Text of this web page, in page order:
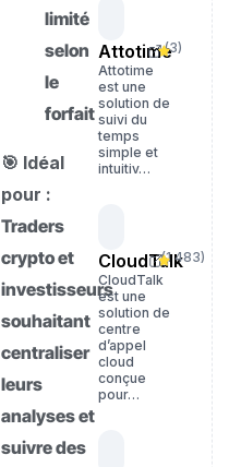
limité
selon
le
forfait
🎯 Idéal
pour :
Traders
crypto et
investisseurs
souhaitant
centraliser
leurs
analyses et
suivre des
Attotime
(3)
Attotime
est une
solution de
suivi du
temps
simple et
intuitiv…
CloudTalk
(1 483)
CloudTalk
est une
solution de
centre
d’appel
cloud
conçue
pour…